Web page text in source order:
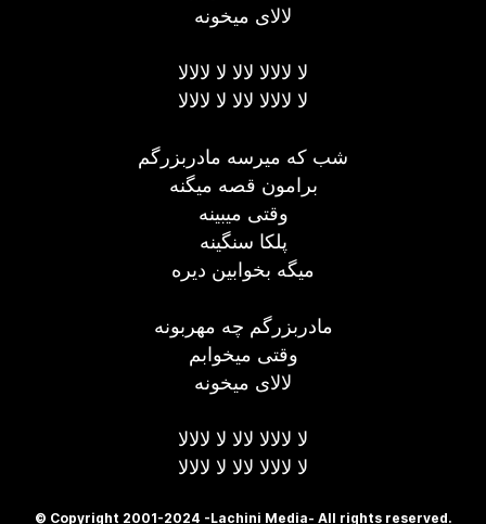
لالای میخونه
لا لالالا لالا لا لالالا
لا لالالا لالا لا لالالا
شب که میرسه مادربزرگم
برامون قصه میگنه
وقتی میبینه
پلکا سنگینه
میگه بخوابین دیره
مادربزرگم چه مهربونه
وقتی میخوابم
لالای میخونه
لا لالالا لالا لا لالالا
لا لالالا لالا لا لالالا
© Copyright 2001-2024 -Lachini Media- All rights reserved.